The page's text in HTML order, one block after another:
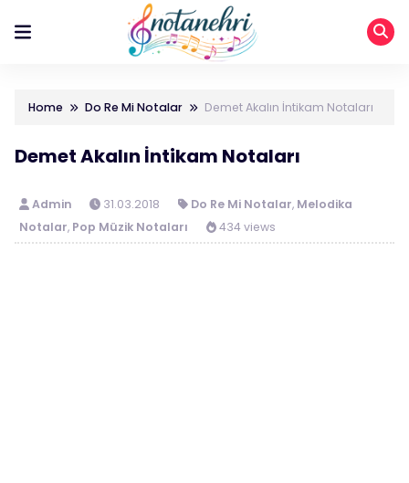
Home Do Re Mi Notalar Demet Akalın İntikam Notaları
Demet Akalın İntikam Notaları
Admin 31.03.2018 Do Re Mi Notalar, Melodika
Notalar, Pop Müzik Notaları 434 views